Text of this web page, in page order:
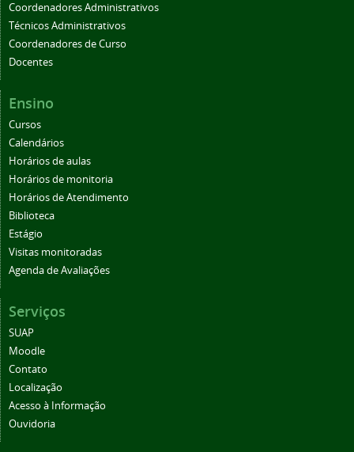
Coordenadores Administrativos
Técnicos Administrativos
Coordenadores de Curso
Docentes
Ensino
Cursos
Calendários
Horários de aulas
Horários de monitoria
Horários de Atendimento
Biblioteca
Estágio
Visitas monitoradas
Agenda de Avaliações
Serviços
SUAP
Moodle
Contato
Localização
Acesso à Informação
Ouvidoria